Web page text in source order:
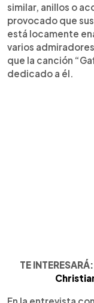
similar, anillos o
provocado que
está locamente
varios
que la canción
dedicado a él.
TE INTERESARÁ:
En la entrevista